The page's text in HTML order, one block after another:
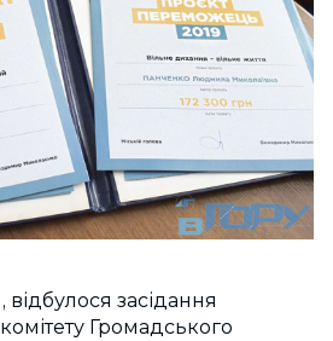
відбулося засідання
Громадського